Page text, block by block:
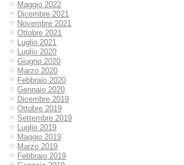
Maggio 2022
Dicembre 2021
Novembre 2021
Ottobre 2021
Luglio 2021
Luglio 2020
Giugno 2020
Marzo 2020
Febbraio 2020
Gennaio 2020
Dicembre 2019
Ottobre 2019
Settembre 2019
Luglio 2019
Maggio 2019
Marzo 2019
Febbraio 2019